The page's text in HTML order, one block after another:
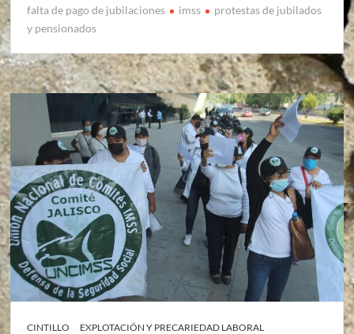
falta de pago de jubilaciones
imss
protestas de jubilados
y pensionados
CINTILLO
EXPLOTACIÓN Y PRECARIEDAD LABORAL